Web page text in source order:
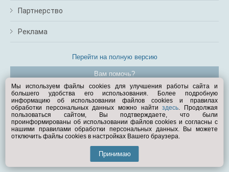
Партнерство
Реклама
Перейти на полную версию
Вам помочь?
© Exist.ru 1998—2026
Мы используем файлы cookies для улучшения работы сайта и
большего удобства его использования. Более подробную
информацию об использовании файлов cookies и правилах
обработки персональных данных можно найтиздесь. Продолжая
пользоваться сайтом, Вы подтверждаете, что были
проинформированы об использовании файлов cookies и согласны с
нашими правилами обработки персональных данных. Вы можете
отключить файлы cookies в настройках Вашего браузера.
Принимаю